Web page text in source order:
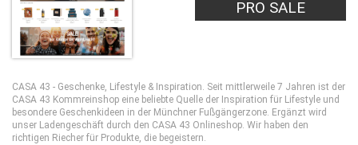
PRO SALE
CASA 43 - Geschenke, Lifestyle & Inspiration. Seit mittlerweile 7 Jahren ist der
CASA 43 Kommreinshop eine beliebte Quelle der Inspiration für Lifestyle und
besondere Geschenkideen in der Münchner Fußgängerzone. Ergänzt wird
unser Ladengeschäft durch den CASA 43 Onlineshop. Wir haben den
richtigen Riecher für Produkte, die begeistern.